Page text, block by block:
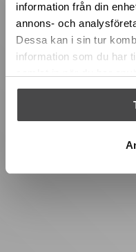
information från din
annons- och
Dessa kan i sin tur
information som du har